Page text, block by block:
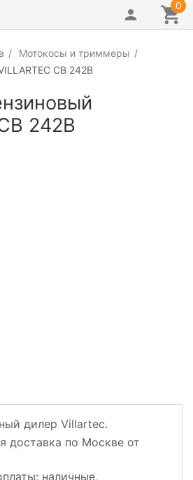
0
Мотокосы и триммеры
CB 242B
242B
дилер Villartec.
доставка по Москве от
наличные,